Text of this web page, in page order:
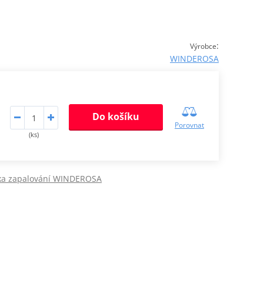
Výrobce:
WINDEROSA
(ks)
Do košíku
Porovnat
zapalování WINDEROSA